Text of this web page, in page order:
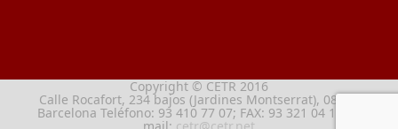
Copyright © CETR 2016
Calle Rocafort, 234 bajos (Jardines Montserrat), 08029
Barcelona Teléfono: 93 410 77 07; FAX: 93 321 04 13; e-
mail: cetr@cetr.net